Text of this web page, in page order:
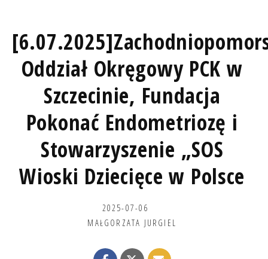
Oddział Okręgowy PCK w
Szczecinie, Fundacja
Pokonać Endometriozę i
Stowarzyszenie „SOS
Wioski Dziecięce w Polsce
2025-07-06
MAŁGORZATA JURGIEL